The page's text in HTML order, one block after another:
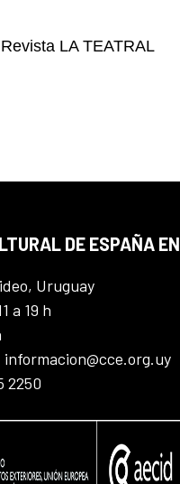
LA TEATRAL
DE ESPAÑA
Uruguay
a 19 h
2250